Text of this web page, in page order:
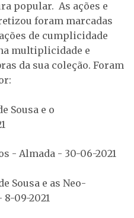
popular. As ações e
foram marcadas
de cumplicidade
multiplicidade e
da sua coleção. Foram
Sousa e o
- Almada - 30-06-2021
Sousa e as Neo-
09-2021